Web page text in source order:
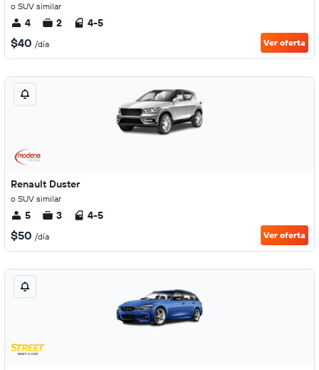
o SUV similar
4 2 4-5
$40 /día Ver oferta
Renault Duster
o SUV similar
5 3 4-5
$50 /día Ver oferta